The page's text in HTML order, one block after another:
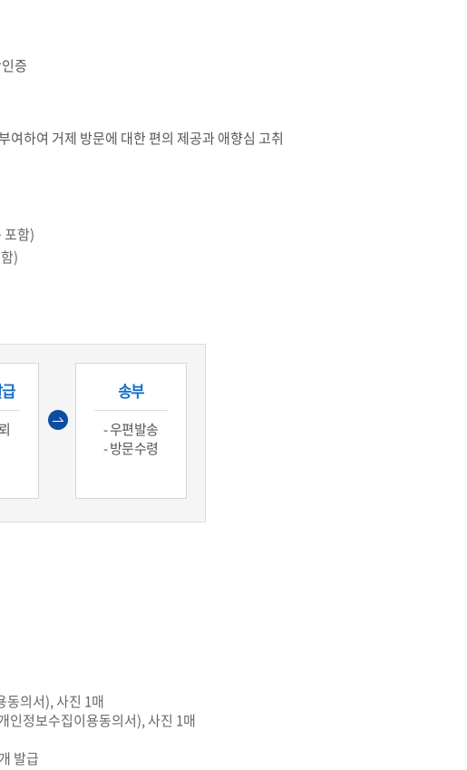
증
여하여 거제 방문에 대한 편의 제공과 애향심 고취
포함)
)
송부
- 우편발송
- 방문수령
동의서), 사진 1매
인정보수집이용동의서), 사진 1매
발급